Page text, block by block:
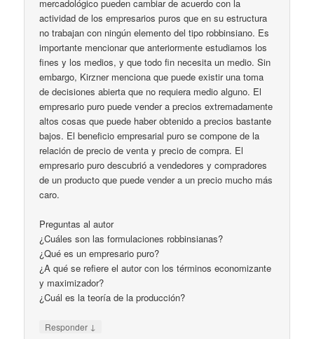
mercadológico pueden cambiar de acuerdo con la
actividad de los empresarios puros que en su estructura
no trabajan con ningún elemento del tipo robbinsiano. Es
importante mencionar que anteriormente estudiamos los
fines y los medios, y que todo fin necesita un medio. Sin
embargo, Kirzner menciona que puede existir una toma
de decisiones abierta que no requiera medio alguno. El
empresario puro puede vender a precios extremadamente
altos cosas que puede haber obtenido a precios bastante
bajos. El beneficio empresarial puro se compone de la
relación de precio de venta y precio de compra. El
empresario puro descubrió a vendedores y compradores
de un producto que puede vender a un precio mucho más
caro.
Preguntas al autor
¿Cuáles son las formulaciones robbinsianas?
¿Qué es un empresario puro?
¿A qué se refiere el autor con los términos economizante
y maximizador?
¿Cuál es la teoría de la producción?
Responder ↓